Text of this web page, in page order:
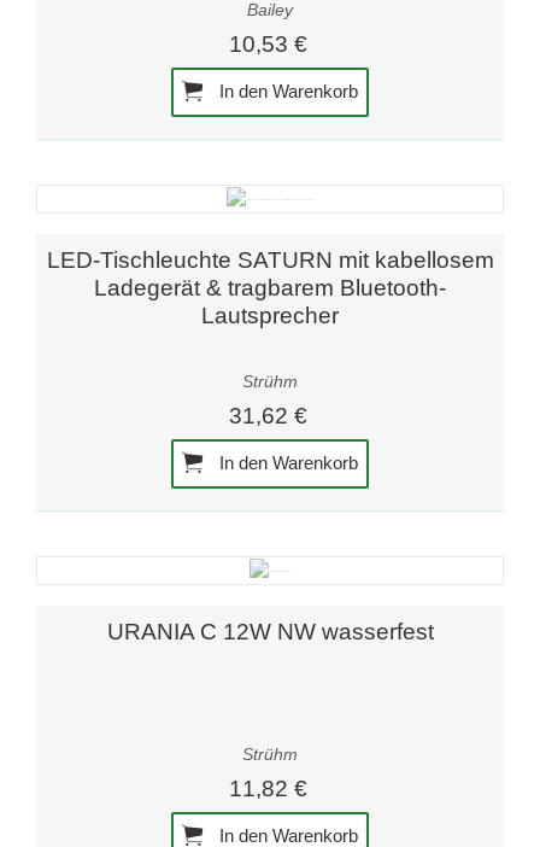
Bailey
10,53 €
In den Warenkorb
LED-Tischleuchte SATURN mit kabellosem
Ladegerät & tragbarem Bluetooth-
Lautsprecher
Strühm
31,62 €
In den Warenkorb
URANIA C 12W NW wasserfest
Strühm
11,82 €
In den Warenkorb